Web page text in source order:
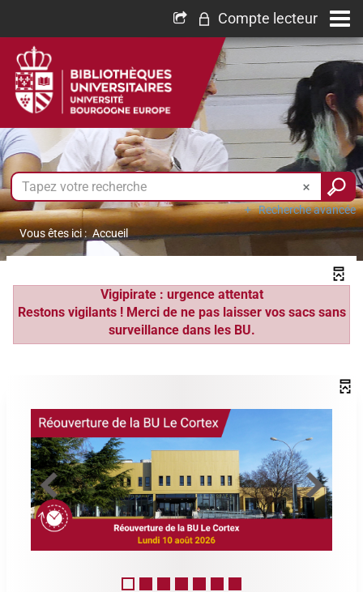
Compte lecteur
Recherche avancée
Vous êtes ici : Accueil
Vigipirate : urgence attentat
Restons vigilants ! Merci de ne pas laisser vos sacs sans
surveillance dans les BU.